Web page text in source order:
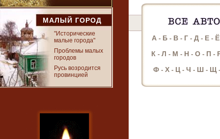
МАЛЫЙ ГОРОД
"Исторические
малые города"
Проблемы малых
городов
Русь возродится
провинцией
А - Б - В - Г - Д - Е - Ё
К -Л - М - Н -О - П -
Ф -Х - Ц -Ч - Ш - Щ